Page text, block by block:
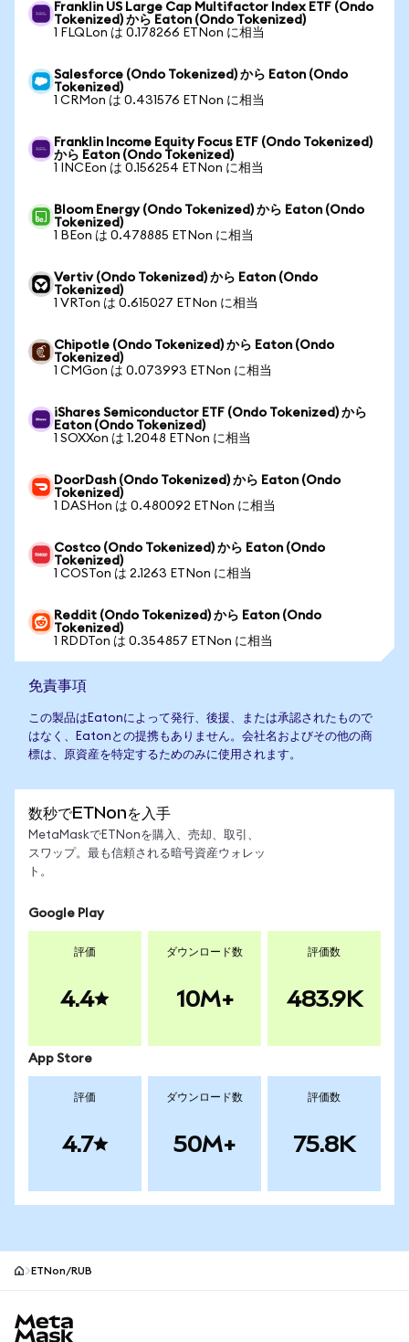
Franklin US Large Cap Multifactor Index ETF (Ondo
Tokenized) から Eaton (Ondo Tokenized)
1 FLQLon は 0.178266 ETNon に相当
Salesforce (Ondo Tokenized) から Eaton (Ondo
Tokenized)
1 CRMon は 0.431576 ETNon に相当
Franklin Income Equity Focus ETF (Ondo Tokenized)
から Eaton (Ondo Tokenized)
1 INCEon は 0.156254 ETNon に相当
Bloom Energy (Ondo Tokenized) から Eaton (Ondo
Tokenized)
1 BEon は 0.478885 ETNon に相当
Vertiv (Ondo Tokenized) から Eaton (Ondo
Tokenized)
1 VRTon は 0.615027 ETNon に相当
Chipotle (Ondo Tokenized) から Eaton (Ondo
Tokenized)
1 CMGon は 0.073993 ETNon に相当
iShares Semiconductor ETF (Ondo Tokenized) から
Eaton (Ondo Tokenized)
1 SOXXon は 1.2048 ETNon に相当
DoorDash (Ondo Tokenized) から Eaton (Ondo
Tokenized)
1 DASHon は 0.480092 ETNon に相当
Costco (Ondo Tokenized) から Eaton (Ondo
Tokenized)
1 COSTon は 2.1263 ETNon に相当
Reddit (Ondo Tokenized) から Eaton (Ondo
Tokenized)
1 RDDTon は 0.354857 ETNon に相当
免責事項
この製品はEatonによって発行、後援、または承認されたもので
はなく、Eatonとの提携もありません。会社名およびその他の商
標は、原資産を特定するためのみに使用されます。
数秒でETNonを入手
MetaMaskでETNonを購入、売却、取引、
スワップ。最も信頼される暗号資産ウォレッ
ト。
Google Play
評価
4.4
ダウンロード数
10M+
評価数
483.9K
App Store
評価
4.7
ダウンロード数
50M+
評価数
75.8K
ETNon/RUB